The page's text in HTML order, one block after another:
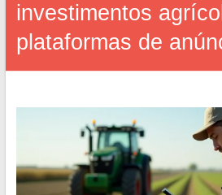
investimentos
plataformas de